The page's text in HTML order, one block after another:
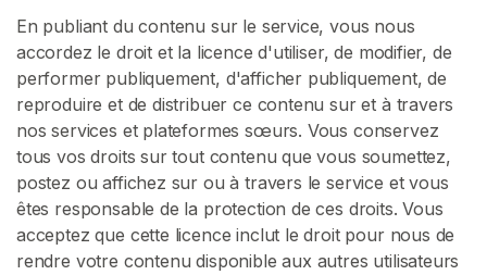
En publiant du contenu sur le service, vous nous
accordez le droit et la licence d'utiliser, de modifier, de
performer publiquement, d'afficher publiquement, de
reproduire et de distribuer ce contenu sur et à travers
nos services et plateformes sœurs. Vous conservez
tous vos droits sur tout contenu que vous soumettez,
postez ou affichez sur ou à travers le service et vous
êtes responsable de la protection de ces droits. Vous
acceptez que cette licence inclut le droit pour nous de
rendre votre contenu disponible aux autres utilisateurs
S
p